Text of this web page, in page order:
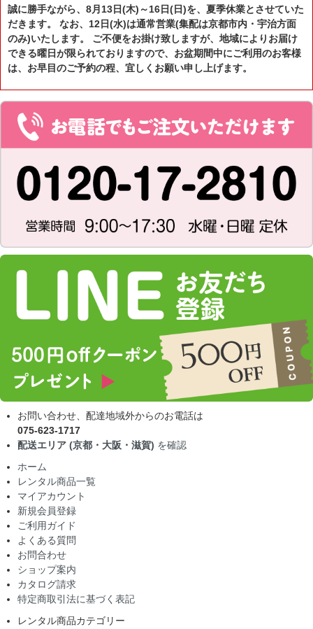
誠に勝手ながら、8月13日(木)～16日(日)を、夏季休業とさせていた
だきます。 なお、12日(水)は通常営業(集配は京都市内・宇治方面
のみ)いたします。 ご不便をお掛け致しますが、地域によりお届け
できる曜日が限られておりますので、お盆期間中にご利用のお客様
は、お早目のご予約の程、宜しくお願い申し上げます。
お問い合わせ、配達地域外からのお電話は
075-623-1717
配送エリア (京都・大阪・滋賀) を確認
ホーム
レンタル商品一覧
マイアカウント
新規会員登録
ご利用ガイド
よくある質問
お問合わせ
ショップ案内
カタログ請求
特定商取引法に基づく表記
レンタル商品カテゴリー